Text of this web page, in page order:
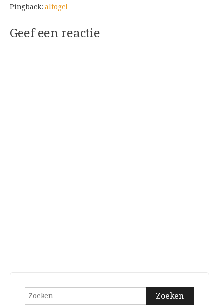
Pingback: altogel
Geef een reactie
Zoeken